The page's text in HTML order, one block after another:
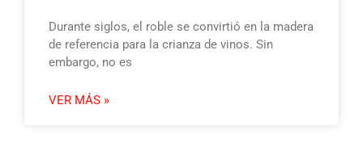
Durante siglos, el roble se convirtió en la madera
de referencia para la crianza de vinos. Sin
embargo, no es
VER MÁS »